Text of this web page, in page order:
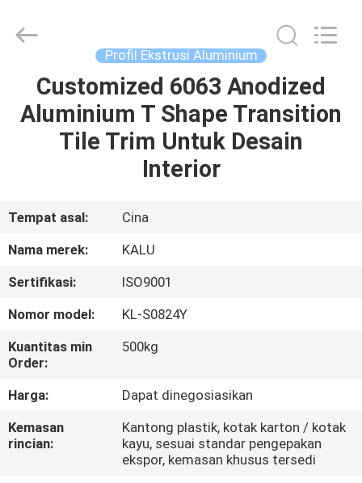
RUMAH
PRODUK
VR
KAMI
TUR
PABRIK
KONTROL
KUALITAS
Rights
Profil Ekstrusi Aluminium
Customized 6063 Anodized
Aluminium T Shape Transition
Tile Trim Untuk Desain
Interior
Tempat asal:
Cina
Nama merek:
KALU
Sertifikasi:
ISO9001
Nomor model:
KL-S0824Y
Kuantitas min
Order:
500kg
Harga:
Dapat dinegosiasikan
Kemasan
rincian:
Kantong plastik, kotak karton / kotak
kayu, sesuai standar pengepakan
ekspor, kemasan khusus tersedi